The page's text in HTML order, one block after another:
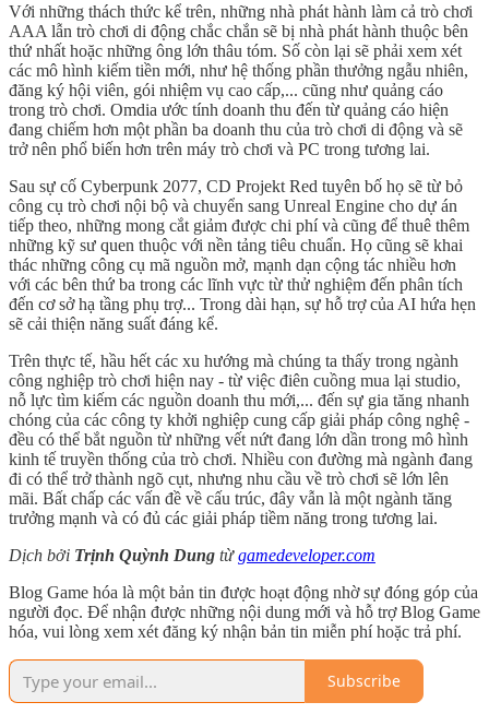
Với những thách thức kể trên, những nhà phát hành làm cả trò chơi
AAA lẫn trò chơi di động chắc chắn sẽ bị nhà phát hành thuộc bên
thứ nhất hoặc những ông lớn thâu tóm. Số còn lại sẽ phải xem xét
các mô hình kiếm tiền mới, như hệ thống phần thưởng ngẫu nhiên,
đăng ký hội viên, gói nhiệm vụ cao cấp,... cũng như quảng cáo
trong trò chơi. Omdia ước tính doanh thu đến từ quảng cáo hiện
đang chiếm hơn một phần ba doanh thu của trò chơi di động và sẽ
trở nên phổ biến hơn trên máy trò chơi và PC trong tương lai.
Sau sự cố Cyberpunk 2077, CD Projekt Red tuyên bố họ sẽ từ bỏ
công cụ trò chơi nội bộ và chuyển sang Unreal Engine cho dự án
tiếp theo, những mong cắt giảm được chi phí và cũng để thuê thêm
những kỹ sư quen thuộc với nền tảng tiêu chuẩn. Họ cũng sẽ khai
thác những công cụ mã nguồn mở, mạnh dạn cộng tác nhiều hơn
với các bên thứ ba trong các lĩnh vực từ thử nghiệm đến phân tích
đến cơ sở hạ tầng phụ trợ... Trong dài hạn, sự hỗ trợ của AI hứa hẹn
sẽ cải thiện năng suất đáng kể.
Trên thực tế, hầu hết các xu hướng mà chúng ta thấy trong ngành
công nghiệp trò chơi hiện nay - từ việc điên cuồng mua lại studio,
nỗ lực tìm kiếm các nguồn doanh thu mới,... đến sự gia tăng nhanh
chóng của các công ty khởi nghiệp cung cấp giải pháp công nghệ -
đều có thể bắt nguồn từ những vết nứt đang lớn dần trong mô hình
kinh tế truyền thống của trò chơi. Nhiều con đường mà ngành đang
đi có thể trở thành ngõ cụt, nhưng nhu cầu về trò chơi sẽ lớn lên
mãi. Bất chấp các vấn đề về cấu trúc, đây vẫn là một ngành tăng
trưởng mạnh và có đủ các giải pháp tiềm năng trong tương lai.
Dịch bởi Trịnh Quỳnh Dung từgamedeveloper.com
Blog Game hóa là một bản tin được hoạt động nhờ sự đóng góp của
người đọc. Để nhận được những nội dung mới và hỗ trợ Blog Game
hóa, vui lòng xem xét đăng ký nhận bản tin miễn phí hoặc trả phí.
Subscribe